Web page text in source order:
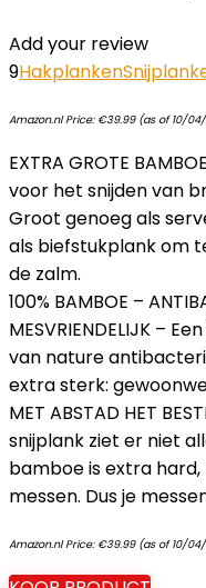
Add your review
9Hakplanken
Amazon.nl Price: €39.99(as of 10/04/
EXTRA GROTE
voor het snijden van
Groot genoeg als
als biefstukplank om
de zalm.
100% BAMBOE –
MESVRIENDELIJK –
van nature
extra sterk:
MET ABSTAD HET
snijplank ziet er niet
bamboe is extra
messen. Dus je
Amazon.nl Price: €39.99(as of 10/04/